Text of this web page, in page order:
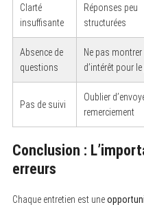
Clarté
insuffisante
Réponses peu
structurées
Absence de
questions
Ne pas montrer
d’intérêt pour
Pas de suivi
Oublier
remerciement
Conclusion :
erreurs
Chaque entretien est une